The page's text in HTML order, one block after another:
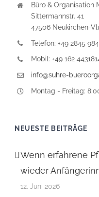
Büro & Organisation
Sittermannstr. 41
47506 Neukirchen-
Telefon: +49 2845
Mobil: +49 162
info@suhre-
Montag - Freitag:
NEUESTE BEITRÄGE
Wenn erfahrene
wieder
12. Juni 2026